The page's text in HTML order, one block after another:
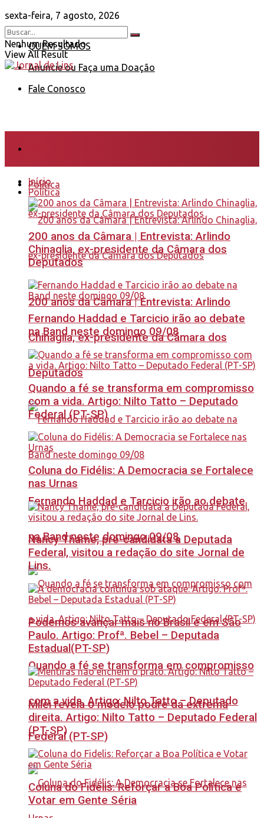
sexta-feira, 7 agosto, 2026
QUEM SOMOS
Anuncie ou Faça uma Doação
Fale Conosco
Nenhum Resultado
View All Result
Política
200 anos da Câmara | Entrevista: Arlindo
Chinaglia, ex-presidente da Câmara dos
Deputados
Fernando Haddad e Tarcicio irão ao debate
na Band neste domingo 09/08
Quando a fé se transforma em compromisso
com a vida. Artigo: Nilto Tatto – Deputado
Federal (PT-SP)
Início
Política
200 anos da Câmara | Entrevista: Arlindo
Chinaglia, ex-presidente da Câmara dos
Deputados
Fernando Haddad e Tarcicio irão ao debate
na Band neste domingo 09/08
Quando a fé se transforma em compromisso
com a vida. Artigo: Nilto Tatto – Deputado
Federal (PT-SP)
Coluna do Fidélis: A Democracia se Fortalece
nas Urnas
Nancy Thame, pré-candidata a Deputada
Federal, visitou a redação do site Jornal de
Lins.
Podemos avançar mais no Brasil e em São
Paulo. Artigo: Profª. Bebel – Deputada
Estadual(PT-SP)
Milei revela o modelo podre da extrema
direita. Artigo: Nilto Tatto – Deputado Federal
(PT-SP)
Coluna do Fidelis: Reforçar a Boa Política e
Votar em Gente Séria